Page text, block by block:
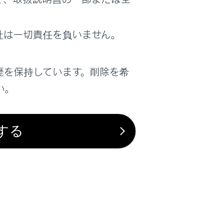
役に立ちましたか？
一切責任を負いません。
保持しています。削除を希
る